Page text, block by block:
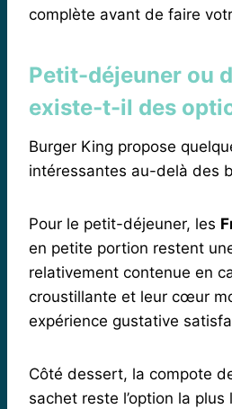
complète avant de faire
Petit-déjeuner ou
existe-t-il des
Burger King propose
intéressantes au-delà des
Pour le petit-déjeuner, les
en petite portion restent
relativement contenue en
croustillante et leur cœur
expérience gustative
Côté dessert, la compote
sachet reste l’option la